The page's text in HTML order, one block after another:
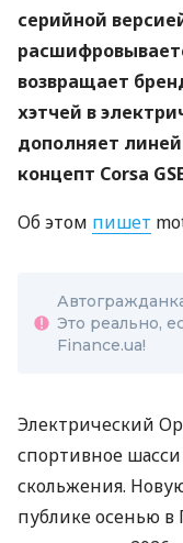
серийной
возвращает
хэтчей в
дополняет
концепт Corsa
Об этом пишет
Это реально,
Finance.ua!
Электрический
спортивное
скольжения.
публике осенью